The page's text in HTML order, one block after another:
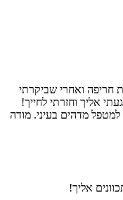
חריפה ואחרי שביקרתי
אליך וחזרתי לחייך!
מדהים בעיני. מודה
אליך!